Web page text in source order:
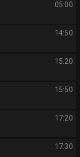
05:00
14:50
15:20
15:50
17:20
17:30